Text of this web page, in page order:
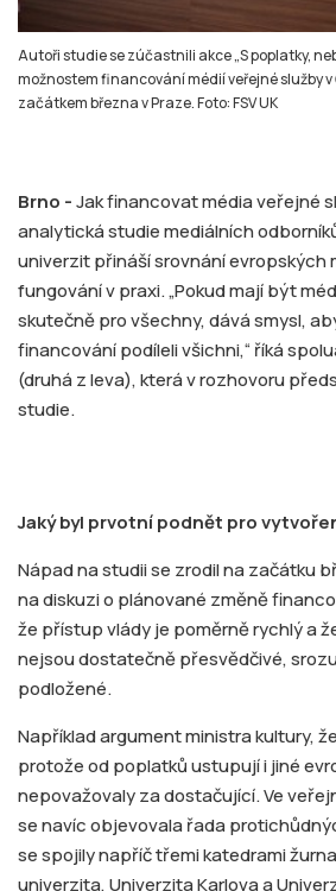
Autoři studie se zúčastnili akce „S poplatky,
možnostem financování médií veřejné služby v
začátkem března v Praze. Foto: FSV UK
Brno -Jak financovat média veřejné
analytická studie mediálních
univerzit přináší srovnání evropských
fungování v praxi. „Pokud mají být
skutečně pro všechny, dává smysl,
financování podíleli všichni,“ říká
(druhá z leva), která v rozhovoru
studie.
Jaký byl prvotní podnět pro
Nápad na studii se zrodil na začátku
na diskuzi o plánované změně
že přístup vlády je poměrně rychlý a
nejsou dostatečně přesvědčivé,
podložené.
Například argument ministra kultury,
protože od poplatků ustupují i jiné
nepovažovaly za dostačující. Ve
se navíc objevovala řada
se spojily napříč třemi katedrami
univerzita, Univerzita Karlova a